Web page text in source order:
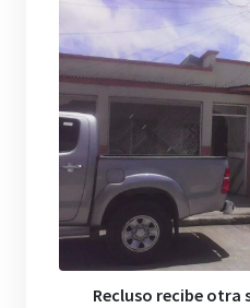
Recluso recibe otra